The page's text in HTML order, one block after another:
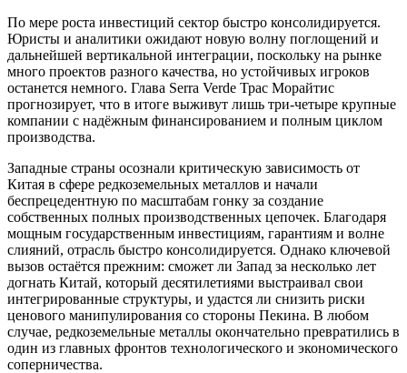
По мере роста инвестиций сектор быстро консолидируется.
Юристы и аналитики ожидают новую волну поглощений и
дальнейшей вертикальной интеграции, поскольку на рынке
много проектов разного качества, но устойчивых игроков
останется немного. Глава Serra Verde Трас Морайтис
прогнозирует, что в итоге выживут лишь три-четыре крупные
компании с надёжным финансированием и полным циклом
производства.
Западные страны осознали критическую зависимость от
Китая в сфере редкоземельных металлов и начали
беспрецедентную по масштабам гонку за создание
собственных полных производственных цепочек. Благодаря
мощным государственным инвестициям, гарантиям и волне
слияний, отрасль быстро консолидируется. Однако ключевой
вызов остаётся прежним: сможет ли Запад за несколько лет
догнать Китай, который десятилетиями выстраивал свои
интегрированные структуры, и удастся ли снизить риски
ценового манипулирования со стороны Пекина. В любом
случае, редкоземельные металлы окончательно превратились в
один из главных фронтов технологического и экономического
соперничества.